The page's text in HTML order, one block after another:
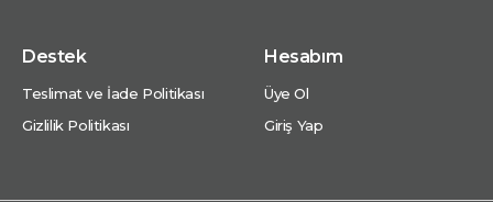
Destek
Teslimat ve İade Politikası
Gizlilik Politikası
Hesabım
Üye Ol
Giriş Yap